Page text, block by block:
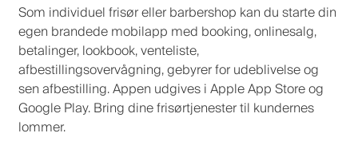
Som individuel frisør eller barbershop kan du starte din
egen brandede mobilapp med booking, onlinesalg,
betalinger, lookbook, venteliste,
afbestillingsovervågning, gebyrer for udeblivelse og
sen afbestilling. Appen udgives i Apple App Store og
Google Play. Bring dine frisørtjenester til kundernes
lommer.